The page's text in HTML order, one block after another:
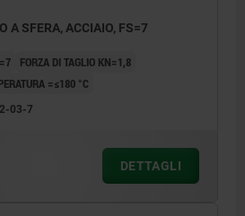
A SFERA, ACCIAIO, FS=7
FORZA DI TAGLIO KN=1,8
=≤180 °C
03-7
DETTAGLI